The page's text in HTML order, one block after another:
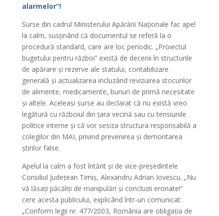
alarmelor”!
Surse din cadrul Ministerului Apărării Naționale fac apel
la calm, susținând că documentul se referă la o
procedură standard, care are loc periodic. „Proiectul
bugetului pentru război” există de decenii în structurile
de apărare și rezerve ale statului, contabilizare
generală și actualizarea incluzând revizuirea stocurilor
de alimente, medicamente, bunuri de primă necesitate
și altele. Aceleași surse au declarat că nu există vreo
legătură cu războiul din țara vecină sau cu tensiunile
politice interne și că vor sesiza structura responsabilă a
colegilor din MAI, privind prevenirea și demontarea
știrilor false.
Apelul la calm a fost întărit și de vice-președintele
Consiliul Județean Timiș, Alexandru Adrian Iovescu. „Nu
vă lăsați păcăliți de manipulări și concluzii eronate!”
cere acesta publicului, explicând într-un comunicat:
„Conform legii nr. 477/2003, România are obligația de